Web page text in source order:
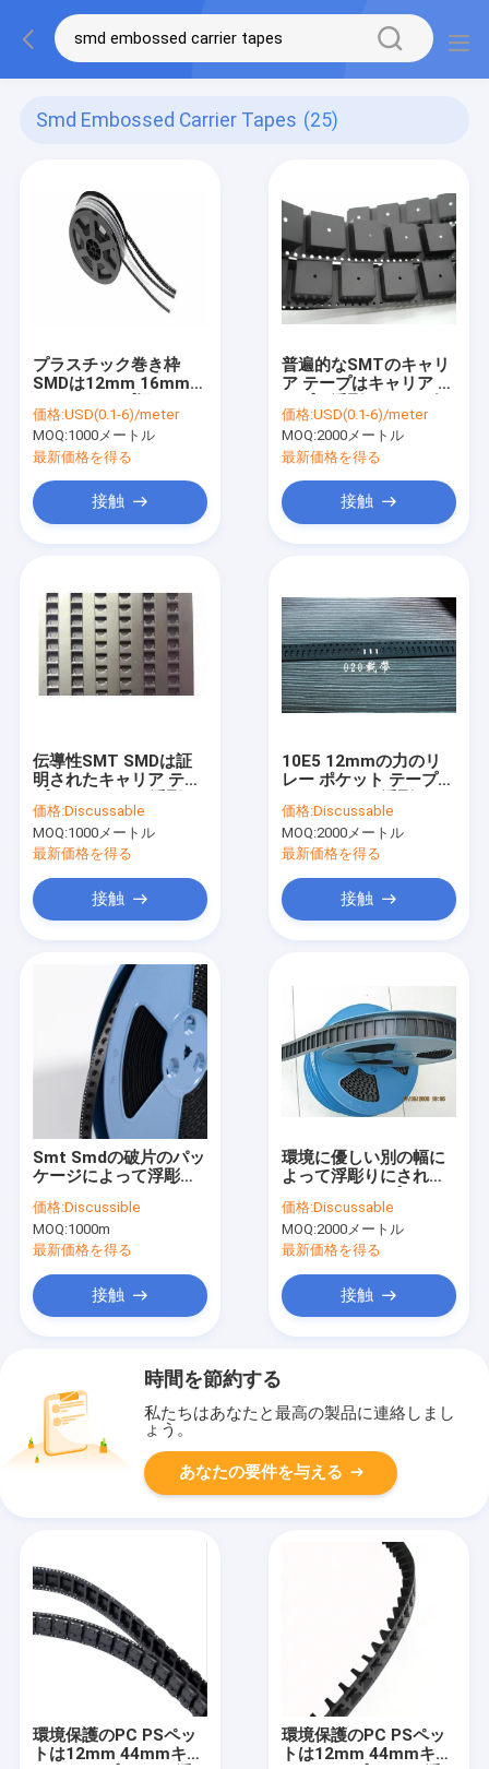
Smd Embossed Carrier Tapes (25)
プラスチック巻き枠
SMDは12mm 16mmキ
を浮彫りにした
価格:USD(0.1-6)/meter
MOQ:1000メートル
最新価格を得る
接触
普遍的なSMTのキャリ
ア テープはキャリア テ
好的なEco巻き取る
価格:USD(0.1-6)/meter
MOQ:2000メートル
最新価格を得る
接触
伝導性SMT SMDは証
明されたキャリア テー
にした
価格:Discussable
MOQ:1000メートル
最新価格を得る
接触
10E5 12mmの力のリ
レー ポケット テープの
されたキャリアのテー
プ リール
価格:Discussable
MOQ:2000メートル
最新価格を得る
接触
Smt Smdの破片のパッ
ケージによって浮彫り
プおよび巻き枠カバー
テープ
価格:Discussible
MOQ:1000m
最新価格を得る
接触
環境に優しい別の幅に
よって浮彫りにされる
PCペット材料
価格:Discussable
MOQ:2000メートル
最新価格を得る
接触
時間を節約する
私たちはあなたと最高の製品に連絡しまし
ょう。
あなたの要件を与える
環境保護のPC PSペッ
トは12mm 44mmキャ
環境保護のPC PSペッ
トは12mm 44mmキャ